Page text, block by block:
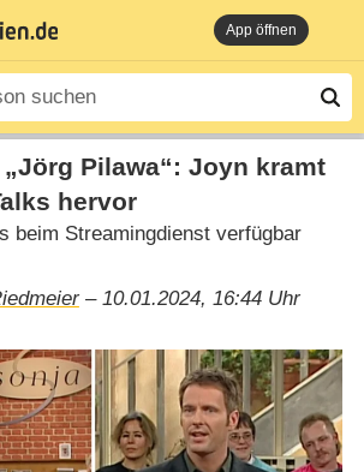
App öffnen
Pilawa“: Joyn kramt
hervor
beim Streamingdienst verfügbar
– 10.01.2024, 16:44 Uhr